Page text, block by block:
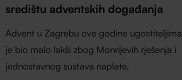
središtu adventskih događanja
Advent u Zagrebu ove godine ugostiteljima
je bio malo lakši zbog Monrijevih rješenja i
jednostavnog sustava naplate.